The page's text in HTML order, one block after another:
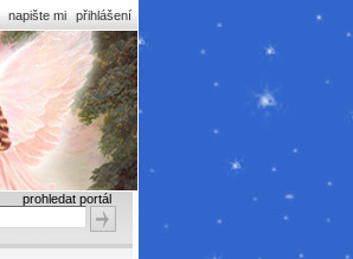
napište mi přihlášení
prohledat portál